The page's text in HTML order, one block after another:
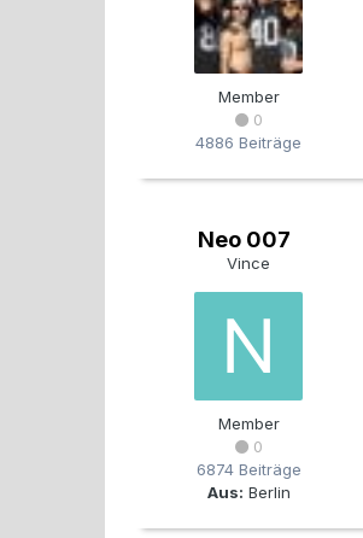
Member
0
4886 Beiträge
Neo 007
Vince
Member
0
6874 Beiträge
Aus: Berlin